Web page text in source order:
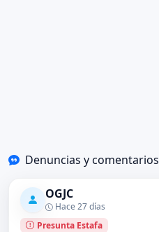
Denuncias y comentarios
OGJC
Hace 27 días
Presunta Estafa